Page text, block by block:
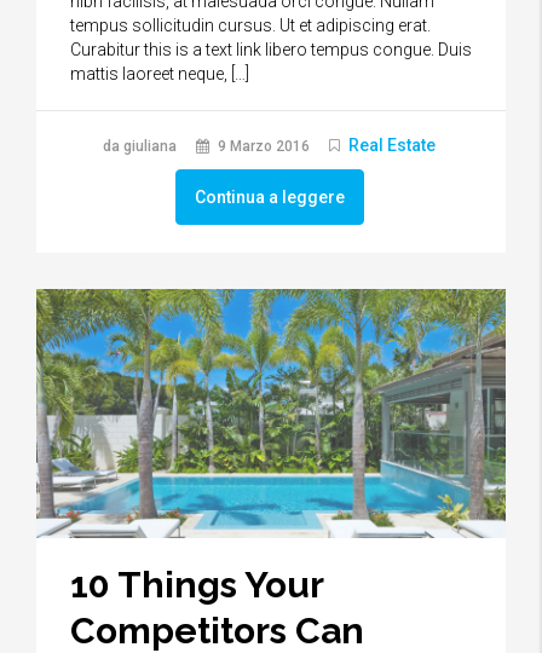
tempus sollicitudin cursus. Ut et adipiscing erat.
Curabitur this is a text link libero tempus congue. Duis
mattis laoreet neque, […]
da giuliana 9 Marzo 2016 Real Estate
Continua a leggere
10 Things Your
Competitors Can